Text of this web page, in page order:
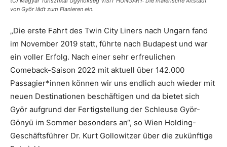
von Györ lädt zum Flanieren ein.
„Die erste Fahrt des Twin City Liners nach Ungarn fand
im November 2019 statt, führte nach Budapest und war
ein voller Erfolg. Nach einer sehr erfreulichen
Comeback-Saison 2022 mit aktuell über 142.000
Passagier*innen können wir uns endlich auch wieder mit
neuen Destinationen beschäftigen und da bietet sich
Györ aufgrund der Fertigstellung der Schleuse Györ-
Gönyü im Sommer besonders an“, so Wien Holding-
Geschäftsführer Dr. Kurt Gollowitzer über die zukünftige